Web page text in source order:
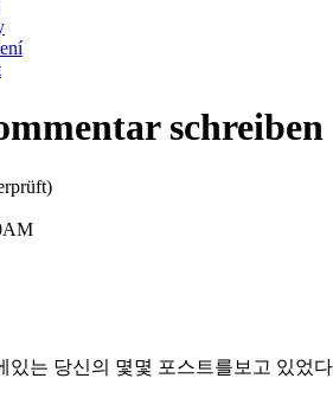
schreiben
있는 당신의 몇몇 포스트를보고 있었